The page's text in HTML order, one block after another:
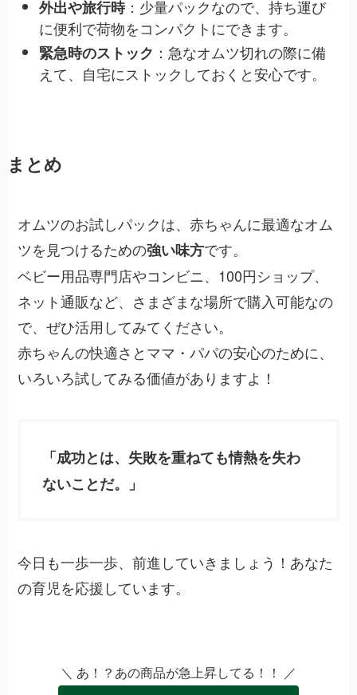
外出や旅行時：少量パックなので、持ち運び
に便利で荷物をコンパクトにできます。
緊急時のストック ：急なオムツ切れの際に備
えて、自宅にストックしておくと安心です。
まとめ
オムツのお試しパックは、赤ちゃんに最適なオム
ツを見つけるための強い味方です。
ベビー用品専門店やコンビニ、100円ショップ、
ネット通販など、さまざまな場所で購入可能なの
で、ぜひ活用してみてください。
赤ちゃんの快適さとママ・パパの安心のために、
いろいろ試してみる価値がありますよ！
「成功とは、失敗を重ねても情熱を失わ
ないことだ。」
今日も一歩一歩、前進していきましょう！あなた
の育児を応援しています。
＼ あ！？あの商品が急上昇してる！！ ／